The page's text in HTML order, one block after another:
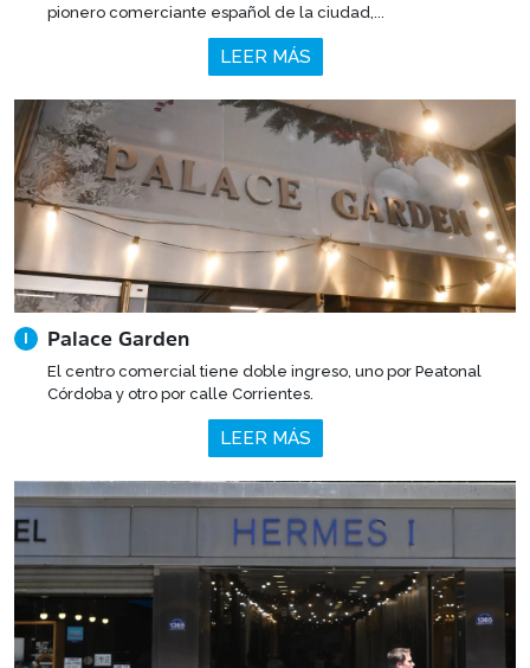
pionero comerciante español de la ciudad,...
LEER MÁS
I Palace Garden
El centro comercial tiene doble ingreso, uno por Peatonal
Córdoba y otro por calle Corrientes.
LEER MÁS